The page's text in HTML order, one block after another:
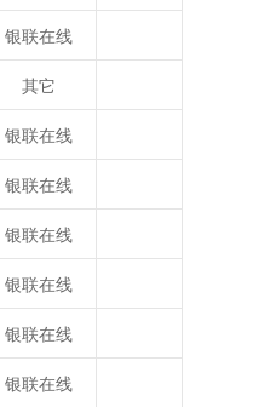
银联在线
其它
银联在线
银联在线
银联在线
银联在线
银联在线
银联在线